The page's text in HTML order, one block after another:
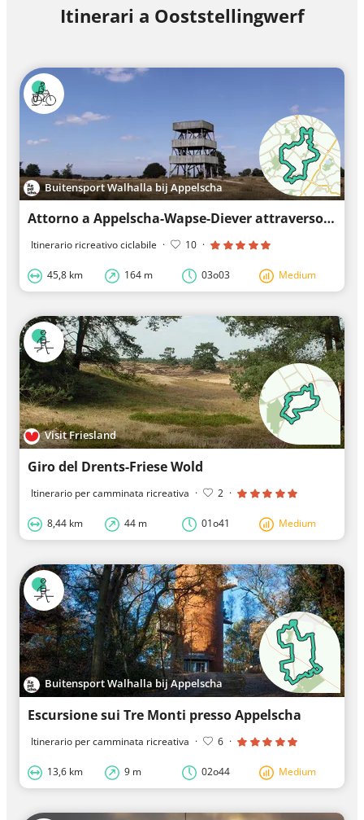
Itinerari a Ooststellingwerf
Buitensport Walhalla bij Appelscha
Attorno a Appelscha-Wapse-Diever attraverso l'area naturale del Drents Friese Wold
Itinerario ricreativo ciclabile · 10 ·
45,8 km 164 m 03o03 Medium
Visit Friesland
Giro del Drents-Friese Wold
Itinerario per camminata ricreativa · 2 ·
8,44 km 44 m 01o41 Medium
Buitensport Walhalla bij Appelscha
Escursione sui Tre Monti presso Appelscha
Itinerario per camminata ricreativa · 6 ·
13,6 km 9 m 02o44 Medium